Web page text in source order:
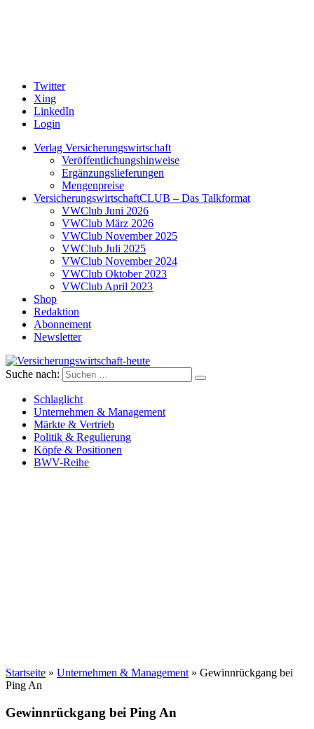
Twitter
Xing
LinkedIn
Login
Verlag Versicherungswirtschaft
Veröffentlichungshinweise
Ergänzungslieferungen
Mengenpreise
VersicherungswirtschaftCLUB – Das Talkformat
VWClub Juni 2026
VWClub März 2026
VWClub November 2025
VWClub Juli 2025
VWClub November 2024
VWClub Oktober 2023
VWClub April 2023
Shop
Redaktion
Abonnement
Newsletter
Versicherungswirtschaft-heute
Suche nach:
Schlaglicht
Unternehmen & Management
Märkte & Vertrieb
Politik & Regulierung
Köpfe & Positionen
BWV-Reihe
Startseite » Unternehmen & Management » Gewinnrückgang bei
Ping An
Gewinnrückgang bei Ping An